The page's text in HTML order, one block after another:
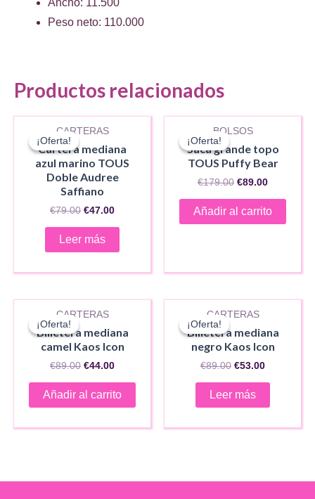
Ancho: 11.500
Peso neto: 110.000
Productos relacionados
¡Oferta!
AGOTADO
¡Oferta!
CARTERAS
Cartera mediana
azul marino TOUS
Doble Audree
Saffiano
€79.00 El
original
€47.00El
Leer más
¡Oferta!
¡Oferta!
BOLSOS
Saca grande topo
TOUS Puffy Bear
€179.00 El
original
€89.00El
actual
Añadir al carrito
¡Oferta!
¡Oferta!
CARTERAS
Billetera mediana
camel Kaos Icon
€89.00 El
original
€44.00El
actual
Añadir al carrito
¡Oferta!
AGOTADO
¡Oferta!
CARTERAS
Billetera mediana
negro Kaos Icon
€89.00 El
original
€53.00El
Leer más